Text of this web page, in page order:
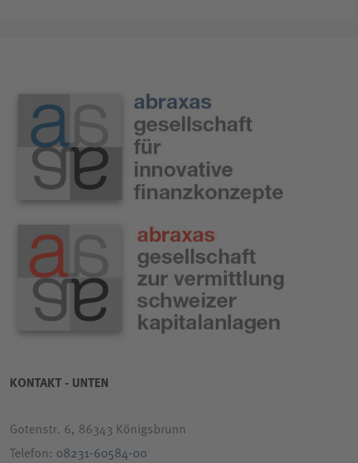
KONTAKT - UNTEN
Gotenstr. 6, 86343 Königsbrunn
Telefon: 08231-60584-00